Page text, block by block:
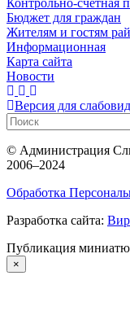
Бюджет для граждан
Жителям и гостям
Информационная
Карта сайта
Новости
Версия для
© Администрация
2006–2024
Обработка
Разработка сайта:
Публикация
×